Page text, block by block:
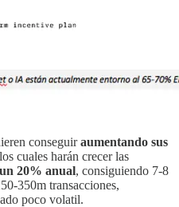
conseguiraumentando sus
cuales harán crecer las
20% anual, consiguiendo 7-8
350m transacciones,
poco volatil.